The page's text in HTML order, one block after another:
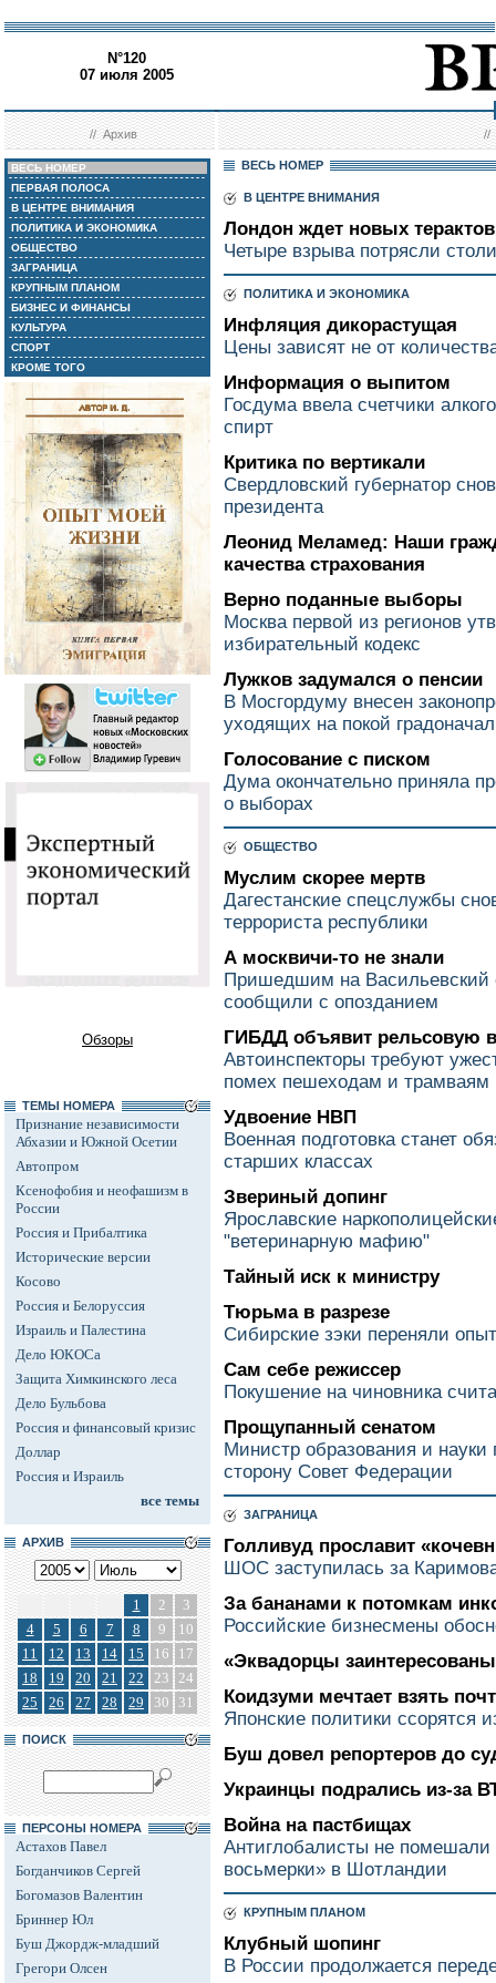
N°120
07 июля 2005
//Архив //
ВЕСЬ НОМЕР
ПЕРВАЯ ПОЛОСА
В ЦЕНТРЕ ВНИМАНИЯ
ПОЛИТИКА И ЭКОНОМИКА
ОБЩЕСТВО
ЗАГРАНИЦА
КРУПНЫМ ПЛАНОМ
БИЗНЕС И ФИНАНСЫ
КУЛЬТУРА
СПОРТ
КРОМЕ ТОГО
Обзоры
ТЕМЫ НОМЕРА
Признание независимости
Абхазии и Южной Осетии
Автопром
Ксенофобия и неофашизм в
России
Россия и Прибалтика
Исторические версии
Косово
Россия и Белоруссия
Израиль и Палестина
Дело ЮКОСа
Защита Химкинского леса
Дело Бульбова
Россия и финансовый кризис
Доллар
Россия и Израиль
все темы
АРХИВ
1 2
3
4
5 6 7 8 9
10
11
12 13 14 15 16
17
18
19 20 21 22 23 24
25
26 27 28 29 30 31
ПОИСК
ПЕРСОНЫ НОМЕРА
Астахов Павел
Богданчиков Сергей
Богомазов Валентин
Бриннер Юл
Буш Джордж-младший
Грегори Олсен
ВЕСЬ НОМЕР
В ЦЕНТРЕ ВНИМАНИЯ
Лондон ждет новых терактов
Четыре взрыва потрясли
ПОЛИТИКА И ЭКОНОМИКА
Инфляция дикорастущая
Цены зависят не от
Информация о выпитом
Госдума ввела счетчики
спирт
Критика по вертикали
Свердловский губернатор
президента
Леонид Меламед: Наши
качества страхования
Верно поданные выборы
Москва первой из регионов
избирательный кодекс
Лужков задумался о пенсии
В Мосгордуму внесен
уходящих на покой
Голосование с писком
Дума окончательно приняла
о выборах
ОБЩЕСТВО
Муслим скорее мертв
Дагестанские спецслужбы
террориста республики
А москвичи-то не знали
Пришедшим на Васильевский
сообщили с опозданием
ГИБДД объявит рельсовую
Автоинспекторы требуют
помех пешеходам и трамваям
Удвоение НВП
Военная подготовка станет
старших классах
Звериный допинг
Ярославские
"ветеринарную мафию"
Тайный иск к министру
Тюрьма в разрезе
Сибирские зэки переняли
Сам себе режиссер
Покушение на чиновника
Прощупанный сенатом
Министр образования и
сторону Совет Федерации
ЗАГРАНИЦА
Голливуд прославит
ШОС заступилась за
За бананами к потомкам
Российские бизнесмены
«Эквадорцы
Коидзуми мечтает взять
Японские политики ссорятся
Буш довел репортеров до
Украинцы подрались из-за
Война на пастбищах
Антиглобалисты не помешали
восьмерки» в Шотландии
КРУПНЫМ ПЛАНОМ
Клубный шопинг
В России продолжается